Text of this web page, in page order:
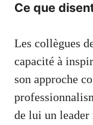
Ce que
Les collègues
capacité à
son approche
de lui un leader